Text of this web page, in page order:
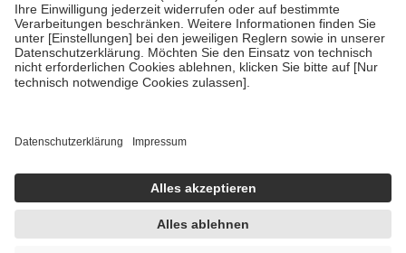
• Untersuchungen zur Vorsorge und Früherkennung, die von der
GKV getragen werden
• empfohlenen Schutzimpfungen
• Harn- und Blutteststreifen
getroffen, um sicherzustellen, dass es sich um echte Bewertungen
https://help.etrusted.com/hc/de/articles/4419944605341
Einige Bilder und Inhalte wurden unter Zuhilfenahme künstlicher